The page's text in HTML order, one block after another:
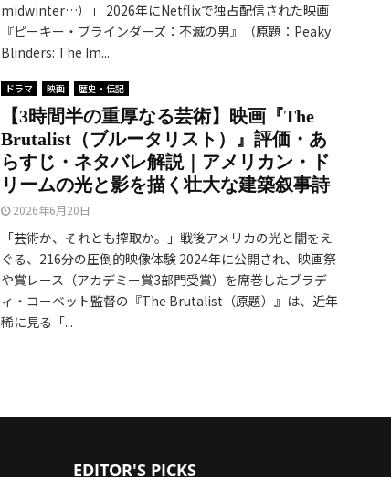
midwinter…）」 2026年にNetflixで独占配信された映画
『ピーキー・ブラインダーズ：不滅の男』（原題：Peaky
Blinders: The Im...
ドラマ 映画 歴史・伝記
【3時間半の重厚なる芸術】映画『The
Brutalist（ブルータリスト）』評価・あ
らすじ・ネタバレ解説｜アメリカン・ド
リームの光と影を描く壮大な建築叙事詩
2026年6月20日
「芸術か、それとも搾取か。」戦後アメリカの光と闇をえ
ぐる、216分の圧倒的映像体験 2024年に公開され、映画祭
や賞レース（アカデミー賞3部門受賞）を席巻したブラデ
ィ・コーベット監督の『The Brutalist（原題）』は、近年
稀に見る「...
EDITOR'S PICKS